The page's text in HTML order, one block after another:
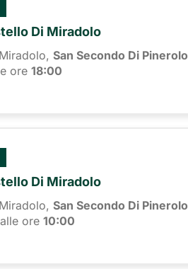
Di Miradolo
San Secondo Di Pinerolo
ore 18:00
Di Miradolo
San Secondo Di Pinerolo
alle ore 10:00